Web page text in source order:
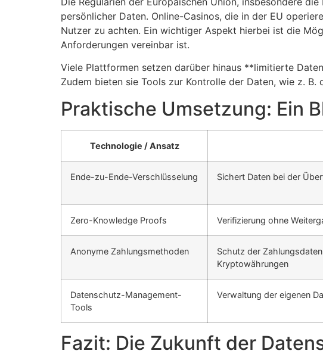
persönlicher Daten. Online-Casinos, die in der EU
Nutzer zu achten. Ein wichtiger Aspekt hierbei ist die
Anforderungen vereinbar ist.
Viele Plattformen setzen darüber hinaus **limitierte
Zudem bieten sie Tools zur Kontrolle der Daten, wie z.
Praktische Umsetzung: Ein
Technologie / Ansatz
Ende-zu-Ende-Verschlüsselung Sichert Daten bei der
Zero-Knowledge Proofs Verifizierung ohne
Anonyme Zahlungsmethoden
Schutz der
Kryptowährungen
Datenschutz-Management-
Tools
Verwaltung der eigenen
Fazit: Die Zukunft der